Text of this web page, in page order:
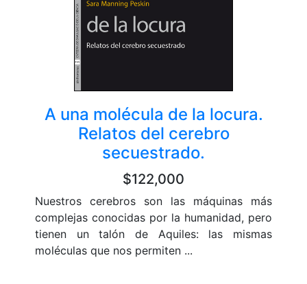
A una molécula de la locura.
Relatos del cerebro
secuestrado.
$122,000
Nuestros cerebros son las máquinas más
complejas conocidas por la humanidad, pero
tienen un talón de Aquiles: las mismas
moléculas que nos permiten ...